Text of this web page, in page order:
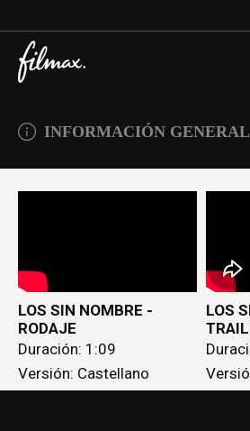
INFORMACIÓN GENERAL
LOS SIN NOMBRE -
RODAJE
Duración: 1:09
Versión: Castellano
LOS